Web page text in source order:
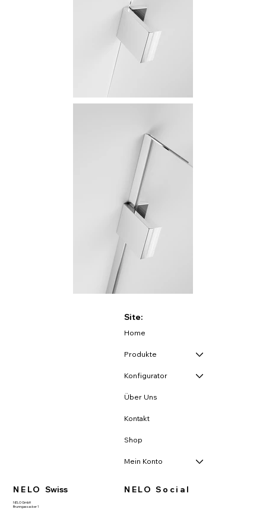
Site:
Home
Produkte
Konfigurator
Über Uns
Kontakt
Shop
Mein Konto
NELO Swiss
NELO GmbH
Brunngassacker 1
NELO Social